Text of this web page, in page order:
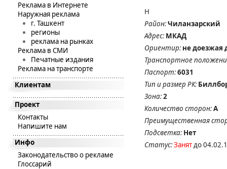
Реклама в Интернете
Наружная реклама
г. Ташкент
регионы
реклама на рынках
Реклама в СМИ
Печатные издания
Реклама на транспорте
Клиентам
Проект
Контакты
Напишите нам
Инфо
Законодательство о рекламе
Глоссарий
Н
Район:Чиланзарский
Адрес: МКАД
Ориентир: не доезжая
Транспортное
Паспорт:6031
Тип и размер РК:
Зона:2
Количество сторон:А
Преимущественная
Подсветка: Нет
Статус:Занятдо